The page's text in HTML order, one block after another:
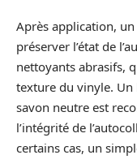
Après application,
préserver l’état de
nettoyants abrasifs,
texture du vinyle. Un
savon neutre est
l’intégrité de
certains cas, un